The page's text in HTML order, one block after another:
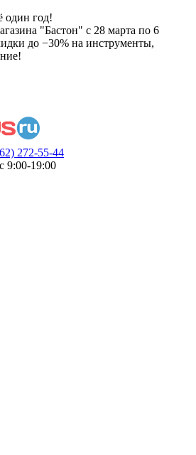
один год!
"Бастон" с 28 марта по 6
до −30% на инструменты,
272-55-44
9:00-19:00